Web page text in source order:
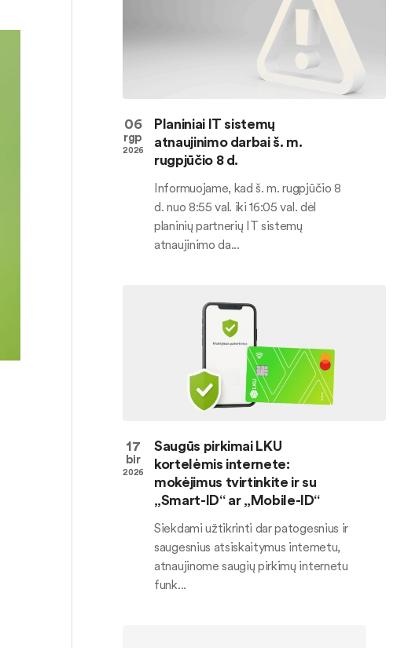
06
rgp
2026
Planiniai IT sistemų
atnaujinimo darbai š. m.
rugpjūčio 8 d.
Informuojame, kad š. m. rugpjūčio 8
d. nuo 8:55 val. iki 16:05 val. dėl
planinių partnerių IT sistemų
atnaujinimo da...
17
bir
2026
Saugūs pirkimai LKU
kortelėmis internete:
mokėjimus tvirtinkite ir su
„Smart-ID“ ar „Mobile-ID“
Siekdami užtikrinti dar patogesnius ir
saugesnius atsiskaitymus internetu,
atnaujinome saugių pirkimų internetu
funk...